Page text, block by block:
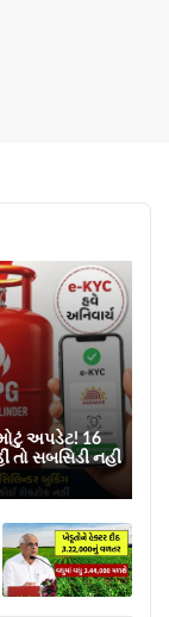
મોટું અપડેટ! 16
તો સબસિડી નહીં